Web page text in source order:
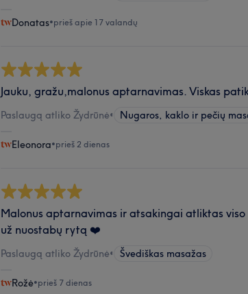
Donatas•prieš apie 17 valandų
Jauku, gražu,malonus aptarnavimas. Viskas
Paslaugą atliko Žydrūnė• Nugaros, kaklo ir pečių
Eleonora•prieš 2 dienas
Malonus aptarnavimas ir atsakingai atliktas viso
už nuostabų rytą ❤️
Paslaugą atliko Žydrūnė• Švediškas masažas
Rožė•prieš 7 dienas